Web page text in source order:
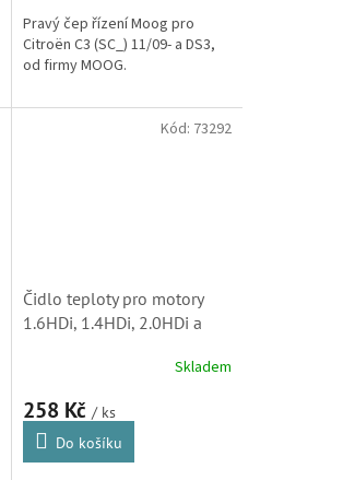
Pravý čep řízení Moog pro
Citroën C3 (SC_) 11/09- a DS3,
od firmy MOOG.
Čidlo teploty pro motory
1.6HDi, 1.4HDi, 2.0HDi a
Skladem
258 Kč/ ks
Do košíku
Kód: 73292